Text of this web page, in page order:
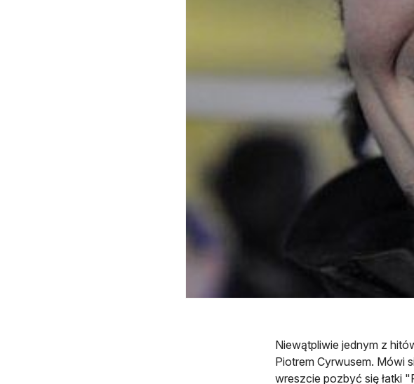
Niewątpliwie jednym z
Piotrem Cyrwusem. Mówi
wreszcie pozbyć się łatki